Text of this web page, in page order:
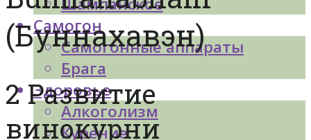
Самогон
Самогонные аппараты
Брага
Здоровье
Алкоголизм
Курение
(Буннахавэн)
2 Развитие
винокурни